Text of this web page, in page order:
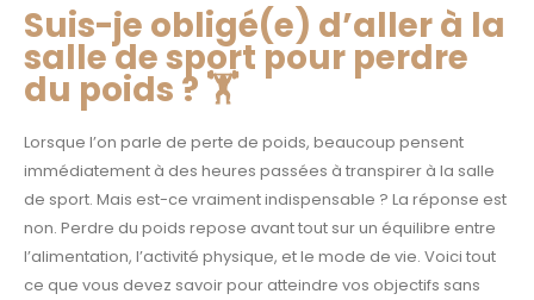
Suis-je obligé(e) d’aller à la
salle de sport pour perdre
du poids ? 🏋️
Lorsque l’on parle de perte de poids, beaucoup pensent
immédiatement à des heures passées à transpirer à la salle
de sport. Mais est-ce vraiment indispensable ? La réponse est
non. Perdre du poids repose avant tout sur un équilibre entre
l’alimentation, l’activité physique, et le mode de vie. Voici tout
ce que vous devez savoir pour atteindre vos objectifs sans